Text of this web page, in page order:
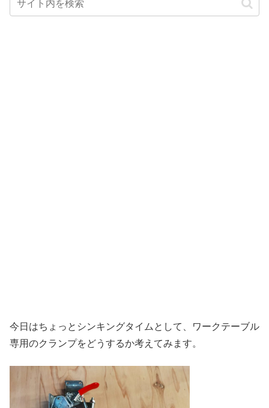
今日はちょっとシンキングタイムとして、ワークテーブル
専用のクランプをどうするか考えてみます。